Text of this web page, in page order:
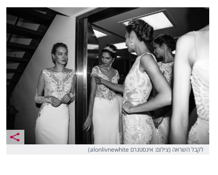
לקבל השראה (צילום: אינסטגרם alonlivnewhite)